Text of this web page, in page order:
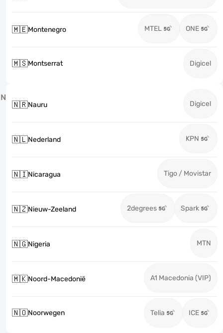
🇲🇪Montenegro MTEL ONE
🇲🇸Montserrat Digicel
N
🇳🇷Nauru Digicel
🇳🇱Nederland KPN
🇳🇮Nicaragua Tigo / Movistar
🇳🇿Nieuw-Zeeland 2degrees Spark
🇳🇬Nigeria MTN
🇲🇰Noord-Macedonië A1 Macedonia (VIP)
🇳🇴Noorwegen Telia ICE